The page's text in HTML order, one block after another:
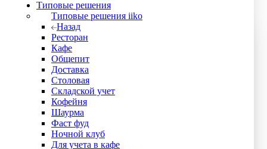
Типовые решения
Типовые решения iiko
Назад
Ресторан
Кафе
Общепит
Доставка
Столовая
Складской учет
Кофейня
Шаурма
Фаст фуд
Ночной клуб
Для учета в кафе
Ваша скидка -
Сергей Екатеринин